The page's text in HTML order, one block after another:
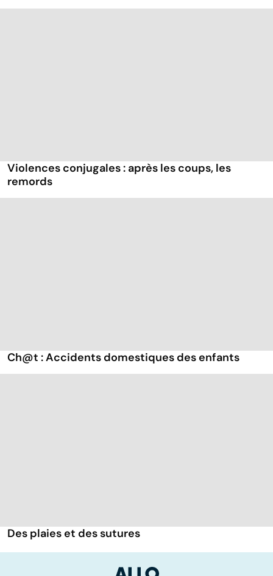
Violences conjugales : après les coups, les
remords
Ch@t : Accidents domestiques des enfants
Des plaies et des sutures